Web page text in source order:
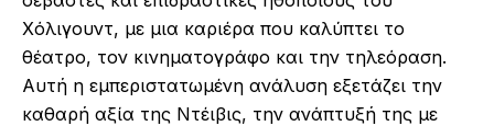
Χόλιγουντ, με μια καριέρα που καλύπτει το
θέατρο, τον κινηματογράφο και την τηλεόραση.
Αυτή η εμπεριστατωμένη ανάλυση εξετάζει την
καθαρή αξία της Ντέιβις, την ανάπτυξή της με